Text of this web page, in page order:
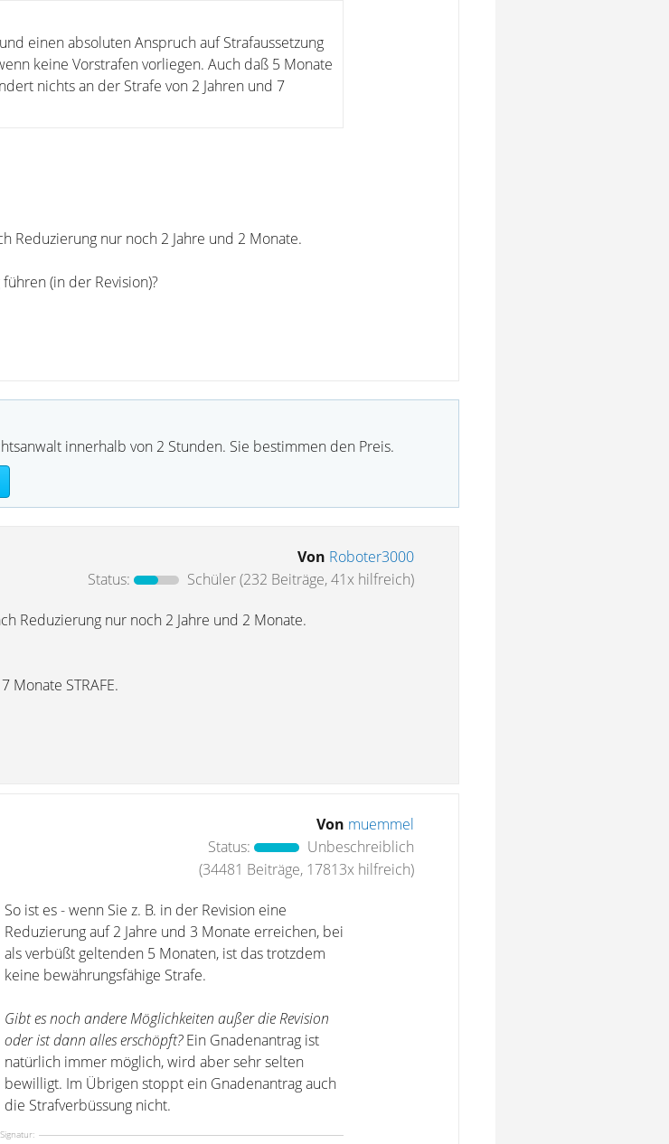
einen absoluten Anspruch auf Strafaussetzung
keine Vorstrafen vorliegen. Auch daß 5 Monate
nichts an der Strafe von 2 Jahren und 7
Reduzierung nur noch 2 Jahre und 2 Monate.
(in der Revision)?
innerhalb von 2 Stunden. Sie bestimmen den Preis.
Von Roboter3000
Status:
Schüler(232 Beiträge, 41x hilfreich)
Reduzierung nur noch 2 Jahre und 2 Monate.
Monate STRAFE.
Von muemmel
Status:
Unbeschreiblich
(34481 Beiträge, 17813x hilfreich)
So ist es - wenn Sie z. B. in der Revision eine
Reduzierung auf 2 Jahre und 3 Monate erreichen, bei
als verbüßt geltenden 5 Monaten, ist das trotzdem
keine bewährungsfähige Strafe.
Gibt es noch andere Möglichkeiten außer die Revision
oder ist dann alles erschöpft?Ein Gnadenantrag ist
natürlich immer möglich, wird aber sehr selten
bewilligt. Im Übrigen stoppt ein Gnadenantrag auch
die Strafverbüssung nicht.
Signatur: